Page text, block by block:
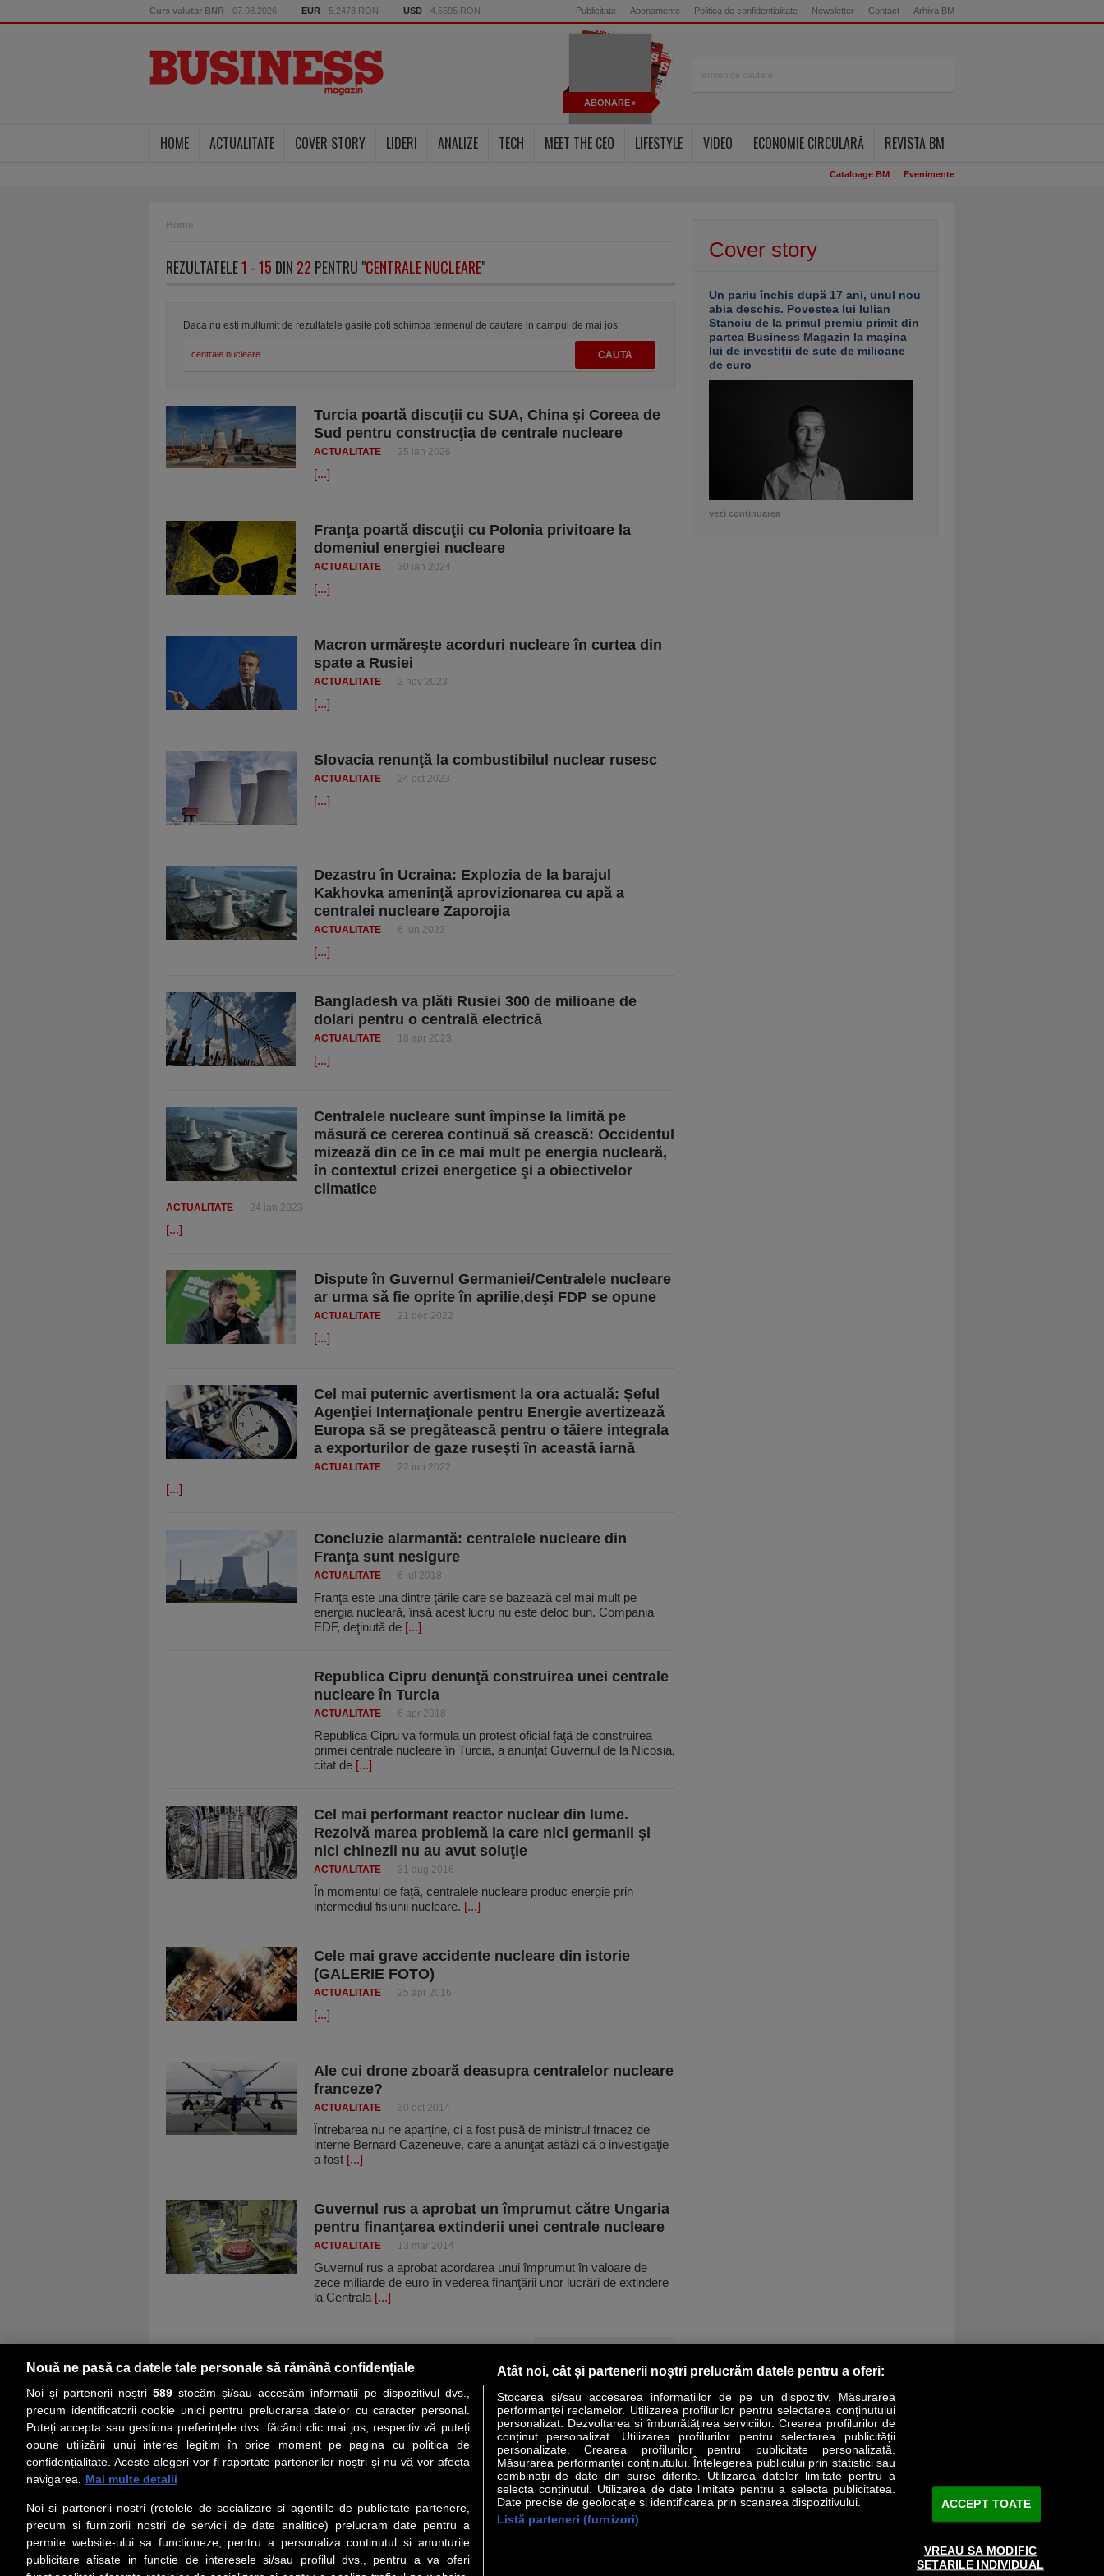
Curs valutar BNR - 07.08.2026 EUR - 5.2473 RON USD - 4.5595 RON Publicitate Abonamente Politica de confidentialitate Newsletter Contact Arhiva BM
ABONARE
HOME ACTUALITATE COVER STORY LIDERI ANALIZE TECH MEET THE CEO LIFESTYLE VIDEO ECONOMIE CIRCULARĂ REVISTA BM
Cataloage BM Evenimente
Home
REZULTATELE1 - 15 DIN 22 PENTRU "CENTRALE NUCLEARE"
Daca nu esti multumit de rezultatele gasite poti schimba termenul de cautare in campul de mai jos:
Turcia poartă discuţii cu SUA, China şi Coreea de
Sud pentru construcţia de centrale nucleare
ACTUALITATE 25 ian 2026
[...]
Franţa poartă discuţii cu Polonia privitoare la
domeniul energiei nucleare
ACTUALITATE 30 ian 2024
[...]
Macron urmăreşte acorduri nucleare în curtea din
spate a Rusiei
ACTUALITATE 2 nov 2023
[...]
Slovacia renunţă la combustibilul nuclear rusesc
ACTUALITATE 24 oct 2023
[...]
Dezastru în Ucraina: Explozia de la barajul
Kakhovka ameninţă aprovizionarea cu apă a
centralei nucleare Zaporojia
ACTUALITATE 6 iun 2023
[...]
Bangladesh va plăti Rusiei 300 de milioane de
dolari pentru o centrală electrică
ACTUALITATE 18 apr 2023
[...]
Centralele nucleare sunt împinse la limită pe
măsură ce cererea continuă să crească: Occidentul
mizează din ce în ce mai mult pe energia nucleară,
în contextul crizei energetice şi a obiectivelor
climatice
ACTUALITATE 24 ian 2023
[...]
Dispute în Guvernul Germaniei/Centralele nucleare
ar urma să fie oprite în aprilie,deşi FDP se opune
ACTUALITATE 21 dec 2022
[...]
Cel mai puternic avertisment la ora actuală: Şeful
Agenţiei Internaţionale pentru Energie avertizează
Europa să se pregătească pentru o tăiere integrala
a exporturilor de gaze ruseşti în această iarnă
ACTUALITATE 22 iun 2022
[...]
Concluzie alarmantă: centralele nucleare din
Franţa sunt nesigure
ACTUALITATE 6 iul 2018
Franţa este una dintre ţările care se bazează cel mai mult pe
energia nucleară, însă acest lucru nu este deloc bun. Compania
EDF, deţinută de [...]
Republica Cipru denunţă construirea unei centrale
nucleare în Turcia
ACTUALITATE 6 apr 2018
Republica Cipru va formula un protest oficial faţă de construirea
primei centrale nucleare în Turcia, a anunţat Guvernul de la Nicosia,
citat de [...]
Cel mai performant reactor nuclear din lume.
Rezolvă marea problemă la care nici germanii şi
nici chinezii nu au avut soluţie
ACTUALITATE 31 aug 2016
În momentul de faţă, centralele nucleare produc energie prin
intermediul fisiunii nucleare. [...]
Cele mai grave accidente nucleare din istorie
(GALERIE FOTO)
ACTUALITATE 25 apr 2016
[...]
Ale cui drone zboară deasupra centralelor nucleare
franceze?
ACTUALITATE 30 oct 2014
Întrebarea nu ne aparţine, ci a fost pusă de ministrul frnacez de
interne Bernard Cazeneuve, care a anunţat astăzi că o investigaţie
a fost [...]
Guvernul rus a aprobat un împrumut către Ungaria
pentru finanţarea extinderii unei centrale nucleare
ACTUALITATE 13 mar 2014
Guvernul rus a aprobat acordarea unui împrumut în valoare de
zece miliarde de euro în vederea finanţării unor lucrări de extindere
la Centrala [...]
Cover story
Un pariu închis după 17 ani, unul nou
abia deschis. Povestea lui Iulian
Stanciu de la primul premiu primit din
partea Business Magazin la maşina
lui de investiţii de sute de milioane
de euro
vezi continuarea
PRIMA PAGINĂ COVER STORY LIDERI ANALIZE HI-TECH MEET THE CEO LIFESTYLE SPECIAL OPINII
Social
Urmareste-ne pe Facebook
iarul Financiar
Despre Noi
Contact Redactie
Politica de confidentialitate
Termeni si conditii
About cookies
Servicii Revista Business Magazin
Nouă ne pasă ca datele tale personale să rămână confidențiale
Noi și partenerii noștri 589stocăm și/sau accesăm informații pe dispozitivul dvs.,
precum identificatorii cookie unici pentru prelucrarea datelor cu caracter personal.
Puteți accepta sau gestiona preferințele dvs. făcând clic mai jos, respectiv vă puteți
opune utilizării unui interes legitim în orice moment pe pagina cu politica de
confidențialitate. Aceste alegeri vor fi raportate partenerilor noștri și nu vă vor afecta
navigarea.
Mai multe detalii
Noi si partenerii nostri (retelele de socializare si agentiile de publicitate partenere,
precum si furnizorii nostri de servicii de date analitice) prelucram date pentru a
permite website-ului sa functioneze, pentru a personaliza continutul si anunturile
publicitare afisate in functie de interesele si/sau profilul dvs., pentru a va oferi
Atât noi, cât și partenerii noștri prelucrăm datele pentru a oferi:
Stocarea și/sau accesarea informațiilor de pe un dispozitiv. Măsurarea
performanței reclamelor. Utilizarea profilurilor pentru selectarea conținutului
personalizat. Dezvoltarea și îmbunătățirea serviciilor. Crearea profilurilor de
conținut personalizat. Utilizarea profilurilor pentru selectarea publicității
personalizate. Crearea profilurilor pentru publicitate personalizată.
Măsurarea performanței conținutului. Înțelegerea publicului prin statistici sau
combinații de date din surse diferite. Utilizarea datelor limitate pentru a
selecta conținutul. Utilizarea de date limitate pentru a selecta publicitatea.
Date precise de geolocație și identificarea prin scanarea dispozitivului.
Listă parteneri (furnizori)
ACCEPT TOATE
VREAU SA MODIFIC
SETARILE INDIVIDUAL